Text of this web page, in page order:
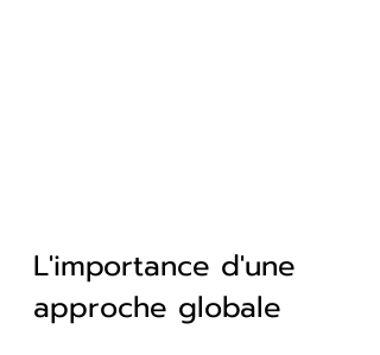
L'importance d'une
approche globale